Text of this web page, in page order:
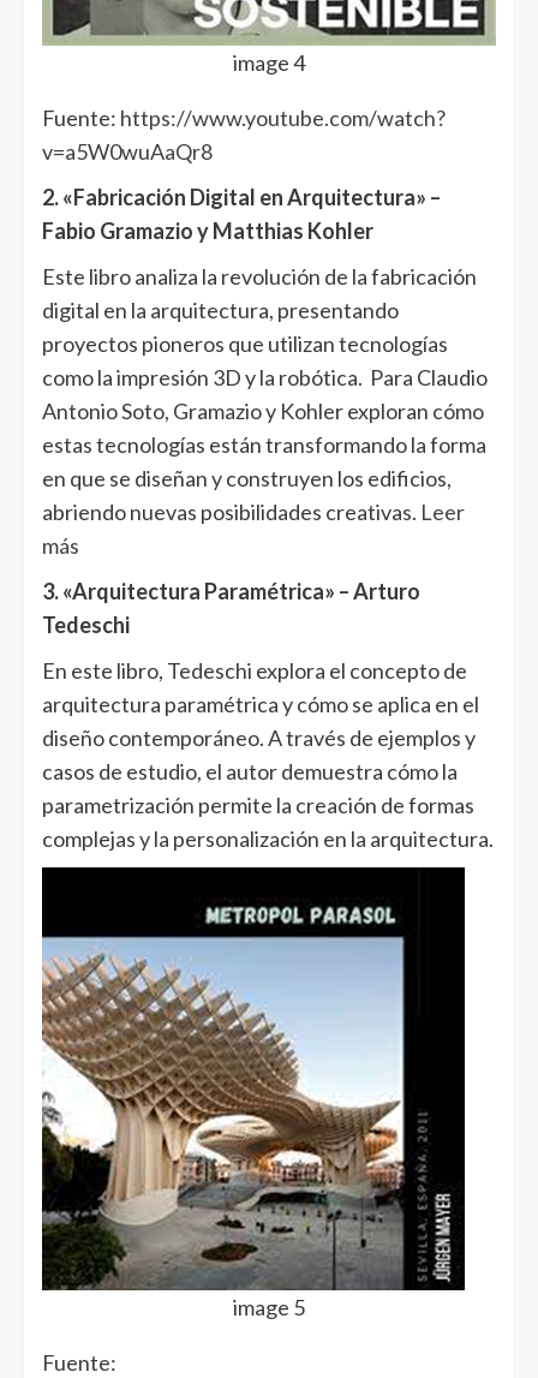
image 4
Fuente: https://www.youtube.com/watch?
v=a5W0wuAaQr8
2. «Fabricación Digital en Arquitectura» –
Fabio Gramazio y Matthias Kohler
Este libro analiza la revolución de la fabricación
digital en la arquitectura, presentando
proyectos pioneros que utilizan tecnologías
como la impresión 3D y la robótica. Para Claudio
Antonio Soto, Gramazio y Kohler exploran cómo
estas tecnologías están transformando la forma
en que se diseñan y construyen los edificios,
abriendo nuevas posibilidades creativas. Leer
más
3. «Arquitectura Paramétrica» – Arturo
Tedeschi
En este libro, Tedeschi explora el concepto de
arquitectura paramétrica y cómo se aplica en el
diseño contemporáneo. A través de ejemplos y
casos de estudio, el autor demuestra cómo la
parametrización permite la creación de formas
complejas y la personalización en la arquitectura.
image 5
Fuente: